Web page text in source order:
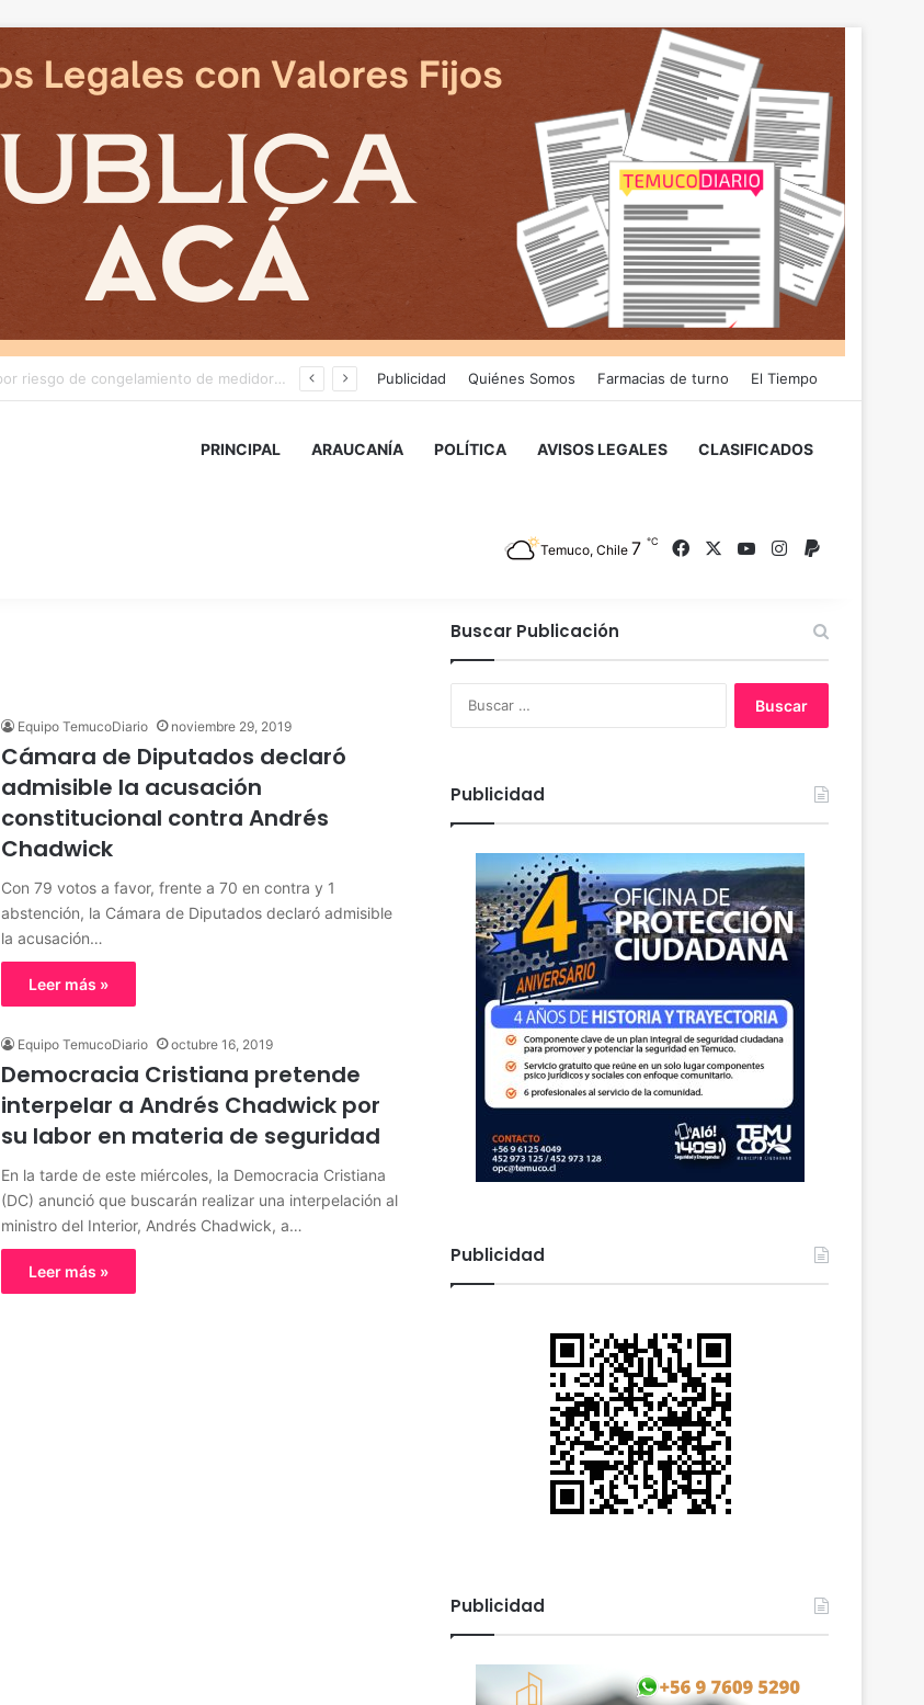
Deportes Temuco termina relación contractual con Arturo Sanhueza tras derrota ante Copiapó Publicidad Quiénes Somos Farmacias de turno El Tiempo
PRINCIPAL ARAUCANÍA POLÍTICA AVISOS LEGALES CLASIFICADOS
Temuco, Chile 7 ℃ Facebook YouTubeInstagram
Equipo TemucoDiario noviembre 29, 2019
Cámara de Diputados declaró
admisible la acusación
constitucional contra Andrés
Chadwick
Con 79 votos a favor, frente a 70 en contra y 1
abstención, la Cámara de Diputados declaró admisible
la acusación…
Leer más »
Equipo TemucoDiario octubre 16, 2019
Democracia Cristiana pretende
interpelar a Andrés Chadwick por
su labor en materia de seguridad
En la tarde de este miércoles, la Democracia Cristiana
(DC) anunció que buscarán realizar una interpelación al
ministro del Interior, Andrés Chadwick, a…
Leer más »
Buscar Publicación
Publicidad
Publicidad
Publicidad